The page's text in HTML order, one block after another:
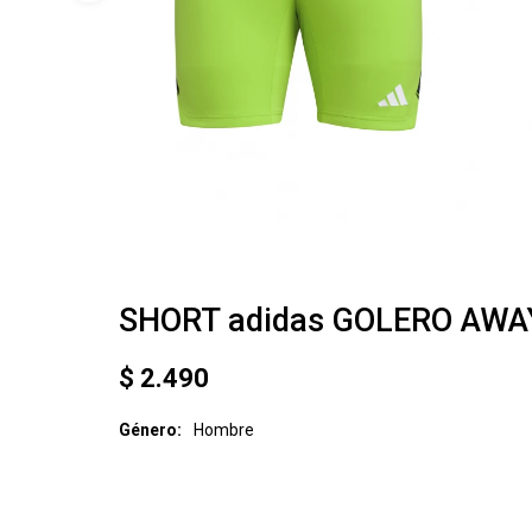
SHORT adidas GOLERO
$ 2.490
Género Hombre